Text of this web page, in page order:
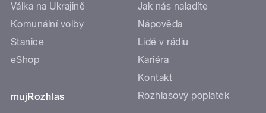
Válka na Ukrajině
Komunální volby
Stanice
eShop
mujRozhlas
Jak nás naladíte
Nápověda
Lidé v rádiu
Kariéra
Kontakt
Rozhlasový poplatek